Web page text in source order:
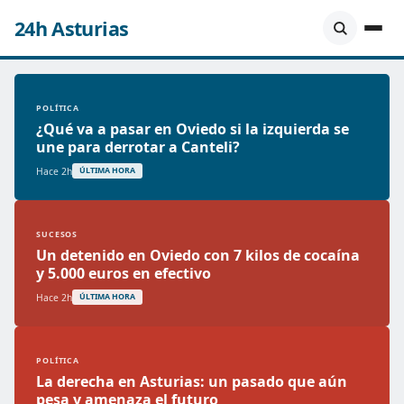
24h Asturias
POLÍTICA
¿Qué va a pasar en Oviedo si la izquierda se
une para derrotar a Canteli?
Hace 2h ÚLTIMA HORA
SUCESOS
Un detenido en Oviedo con 7 kilos de cocaína
y 5.000 euros en efectivo
Hace 2h ÚLTIMA HORA
POLÍTICA
La derecha en Asturias: un pasado que aún
pesa y amenaza el futuro